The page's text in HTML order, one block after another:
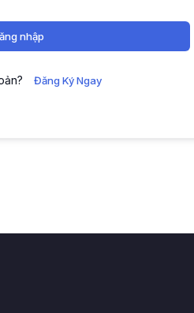
nhập
Đăng Ký Ngay